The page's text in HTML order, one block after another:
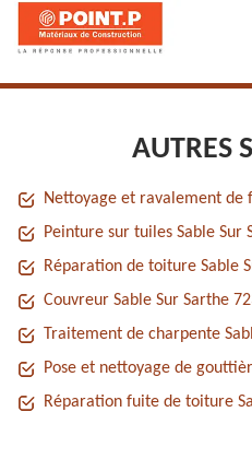
AUTRES
Nettoyage et ravalement de
Peinture sur tuiles Sable Sur
Réparation de toiture Sable
Couvreur Sable Sur Sarthe
Traitement de charpente
Pose et nettoyage de
Réparation fuite de toiture